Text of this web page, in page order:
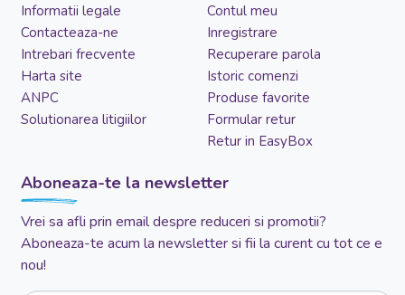
Informatii legale
Contacteaza-ne
Intrebari frecvente
Harta site
ANPC
Solutionarea litigiilor
Contul meu
Inregistrare
Recuperare parola
Istoric comenzi
Produse favorite
Formular retur
Retur in EasyBox
Aboneaza-te la newsletter
Vrei sa afli prin email despre reduceri si promotii?
Aboneaza-te acum la newsletter si fii la curent cu tot ce e
nou!